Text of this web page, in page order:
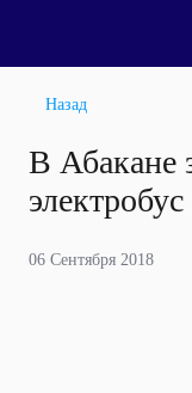
Назад
В Абакане
электробус
06 Сентября 2018